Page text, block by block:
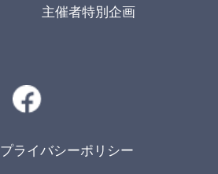
主催者特別企画
プライバシーポリシー